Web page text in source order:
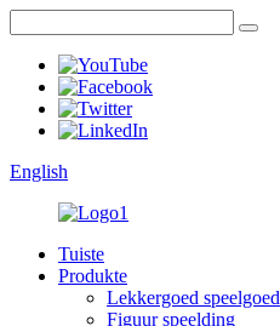
English
Tuiste
Produkte
Lekkergoed speelgoed
Figuur speelding